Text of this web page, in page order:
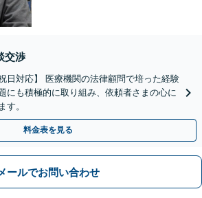
交渉
日対応】 医療機関の法律顧問で培った経験
にも積極的に取り組み、依頼者さまの心に
す。
料金表を見る
ールでお問い合わせ